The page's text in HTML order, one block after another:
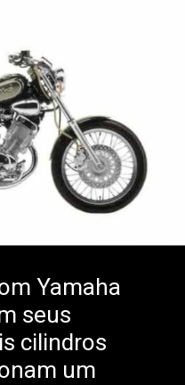
Yamaha
seus
cilindros
um